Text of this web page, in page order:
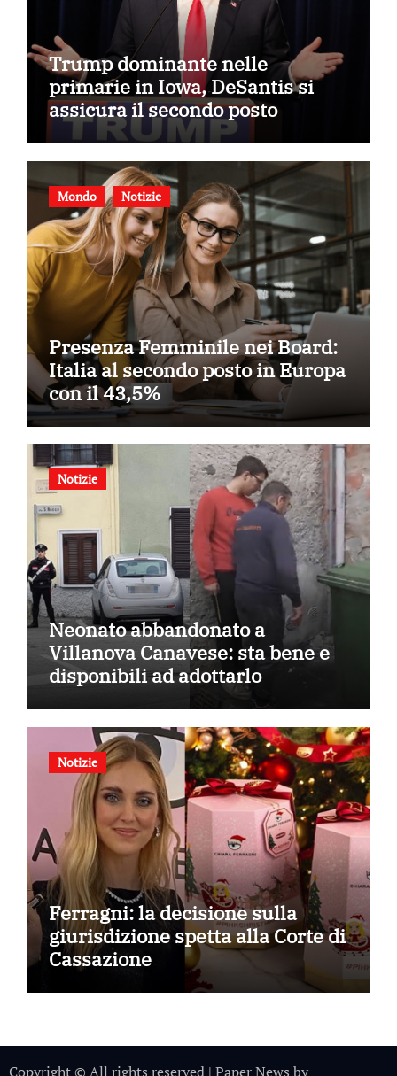
Trump dominante nelle
primarie in Iowa, DeSantis si
assicura il secondo posto
Mondo Notizie
Presenza Femminile nei Board:
Italia al secondo posto in Europa
con il 43,5%
Notizie
Neonato abbandonato a
Villanova Canavese: sta bene e
disponibili ad adottarlo
Notizie
Ferragni: la decisione sulla
giurisdizione spetta alla Corte di
Cassazione
Copyright © All rights reserved | Paper News by